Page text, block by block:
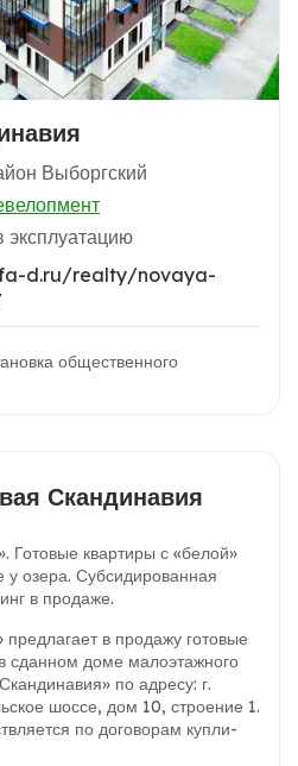
Выборгский
эксплуатацию
d.ru/realty/novaya-
общественного
Скандинавия
Готовые квартиры с «белой»
озера. Субсидированная
в продаже.
в продажу готовые
сданном доме малоэтажного
по адресу: г.
шоссе, дом 10, строение 1.
по договорам купли-